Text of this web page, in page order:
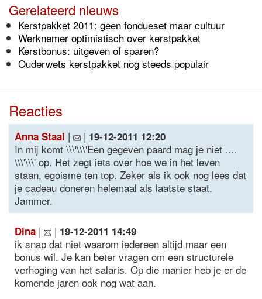
Gerelateerd nieuws
Kerstpakket 2011: geen fondueset maar cultuur
Werknemer optimistisch over kerstpakket
Kerstbonus: uitgeven of sparen?
Ouderwets kerstpakket nog steeds populair
Reacties
Anna Staal | | 19-12-2011 12:20
In mij komt \\\'\\\'Een gegeven paard mag je niet ....
\\\'\\\' op. Het zegt iets over hoe we in het leven
staan, egoisme ten top. Zeker als ik ook nog lees dat
je cadeau doneren helemaal als laatste staat.
Jammer.
Dina | | 19-12-2011 14:49
ik snap dat niet waarom iedereen altijd maar een
bonus wil. Je kan beter vragen om een structurele
verhoging van het salaris. Op die manier heb je er de
komende jaren ook nog wat aan.